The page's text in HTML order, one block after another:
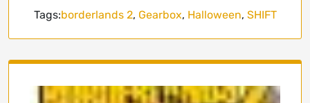
Tags:borderlands 2, Gearbox, Halloween, SHIFT